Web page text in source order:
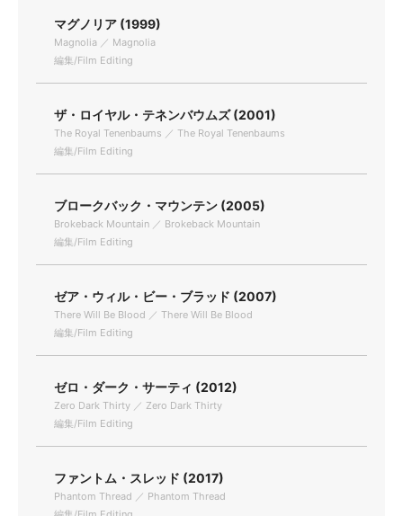
マグノリア (1999)
Magnolia ／ Magnolia
編集/Film Editing
ザ・ロイヤル・テネンバウムズ (2001)
The Royal Tenenbaums ／ The Royal Tenenbaums
編集/Film Editing
ブロークバック・マウンテン (2005)
Brokeback Mountain ／ Brokeback Mountain
編集/Film Editing
ゼア・ウィル・ビー・ブラッド (2007)
There Will Be Blood ／ There Will Be Blood
編集/Film Editing
ゼロ・ダーク・サーティ (2012)
Zero Dark Thirty ／ Zero Dark Thirty
編集/Film Editing
ファントム・スレッド (2017)
Phantom Thread ／ Phantom Thread